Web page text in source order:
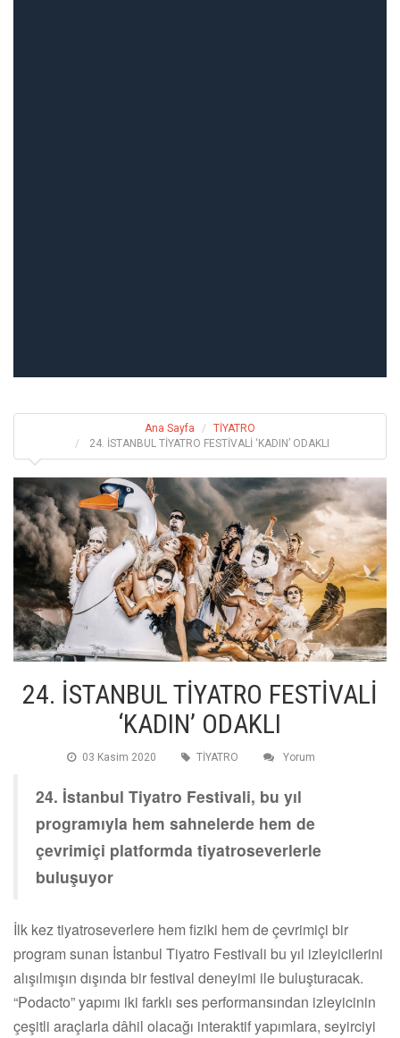
Ana Sayfa
TİYATRO
24. İSTANBUL TİYATRO FESTİVALİ ‘KADIN’ ODAKLI
24. İSTANBUL TİYATRO FESTİVALİ
‘KADIN’ ODAKLI
03 Kasim 2020 TİYATRO Yorum
24. İstanbul Tiyatro Festivali, bu yıl
programıyla hem sahnelerde hem de
çevrimiçi platformda tiyatroseverlerle
buluşuyor
İlk kez tiyatroseverlere hem fiziki hem de çevrimiçi bir
program sunan İstanbul Tiyatro Festivali bu yıl izleyicilerini
alışılmışın dışında bir festival deneyimi ile buluşturacak.
“Podacto” yapımı iki farklı ses performansından izleyicinin
çeşitli araçlarla dâhil olacağı interaktif yapımlara, seyirciyi